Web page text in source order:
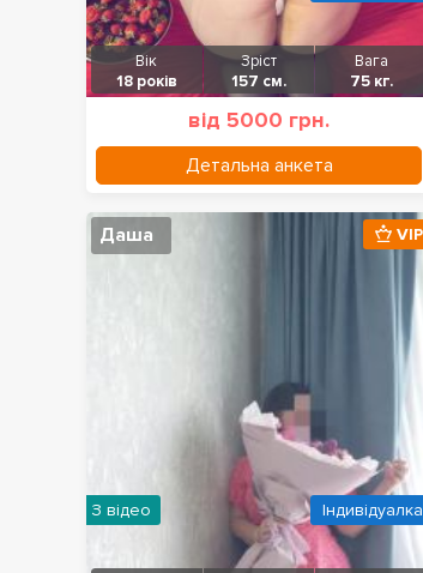
Вік
18 років
Зріст
157 см.
Вага
75 кг.
від 5000 грн.
Детальна анкета
Даша VIP
З відео Індивідуалка